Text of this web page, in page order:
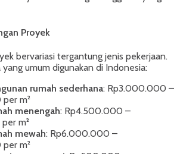
Proyek
bervariasi tergantung jenis pekerjaan.
umum digunakan di Indonesia:
rumah sederhana: Rp3.000.000 –
m²
menengah: Rp4.500.000 –
m²
mewah: Rp6.000.000 –
m²